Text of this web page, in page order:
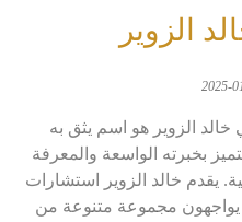
الزوير
2025-
خالد الزوير هو اسم يثق به
بخبرته الواسعة والمعرفة
يقدم خالد الزوير استشارات
يواجهون مجموعة متنوعة من